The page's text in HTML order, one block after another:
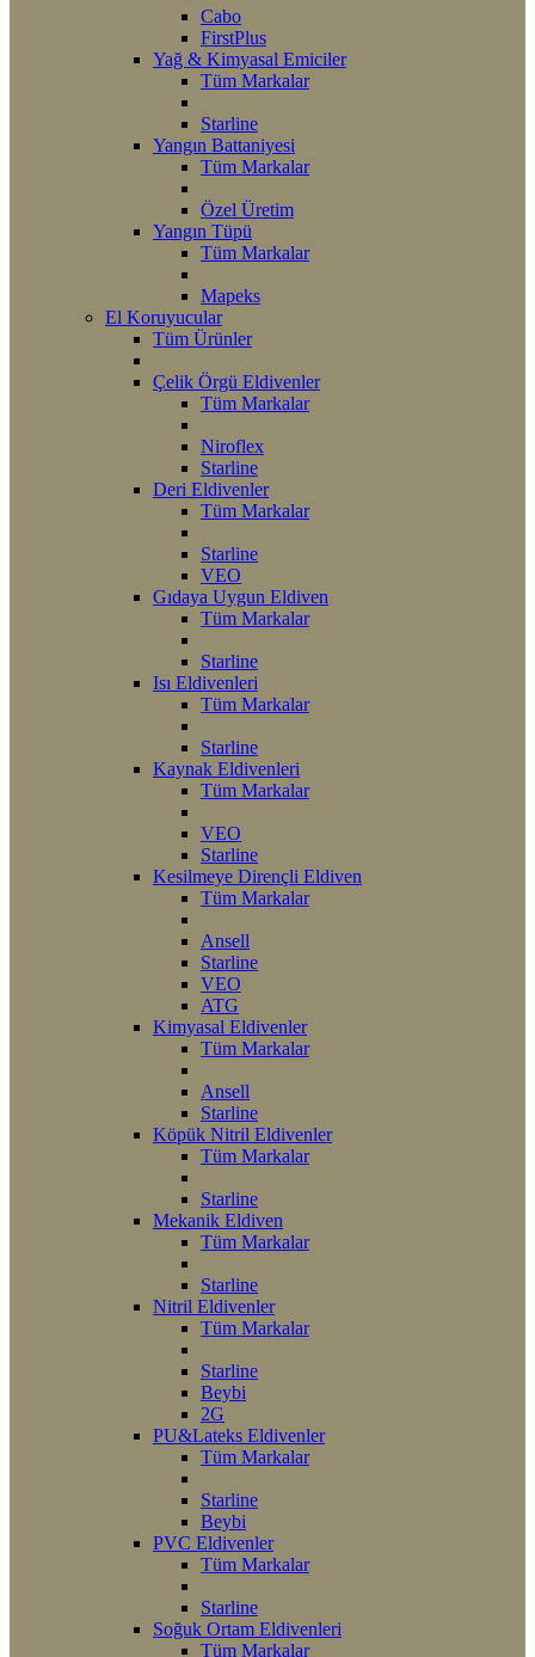
Cabo
FirstPlus
Yağ & Kimyasal Emiciler
Tüm Markalar
Starline
Yangın Battaniyesi
Tüm Markalar
Özel Üretim
Yangın Tüpü
Tüm Markalar
Mapeks
El Koruyucular
Tüm Ürünler
Çelik Örgü Eldivenler
Tüm Markalar
Niroflex
Starline
Deri Eldivenler
Tüm Markalar
Starline
VEO
Gıdaya Uygun Eldiven
Tüm Markalar
Starline
Isı Eldivenleri
Tüm Markalar
Starline
Kaynak Eldivenleri
Tüm Markalar
VEO
Starline
Kesilmeye Dirençli Eldiven
Tüm Markalar
Ansell
Starline
VEO
ATG
Kimyasal Eldivenler
Tüm Markalar
Ansell
Starline
Köpük Nitril Eldivenler
Tüm Markalar
Starline
Mekanik Eldiven
Tüm Markalar
Starline
Nitril Eldivenler
Tüm Markalar
Starline
Beybi
2G
PU&Lateks Eldivenler
Tüm Markalar
Starline
Beybi
PVC Eldivenler
Tüm Markalar
Starline
Soğuk Ortam Eldivenleri
Tüm Markalar